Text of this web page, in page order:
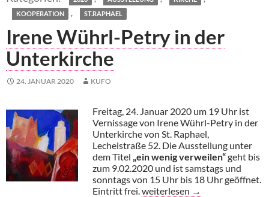
KOOPERATION , ST.RAPHAEL
Irene Wührl-Petry in der
Unterkirche
24. JANUAR 2020 KUFO
Freitag, 24. Januar 2020 um 19 Uhr ist
Vernissage von Irene Wührl-Petry in der
Unterkirche von St. Raphael,
Lechelstraße 52. Die Ausstellung unter
dem Titel „ein wenig verweilen“geht bis
zum 9.02.2020 und ist samstags und
sonntags von 15 Uhr bis 18 Uhr geöffnet.
Eintritt frei.Irene Wührl-Petry in der
weiterlesen →